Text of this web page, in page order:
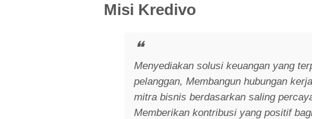
Misi Kredivo
Menyediakan solusi keuangan yang
pelanggan, Membangun hubungan
mitra bisnis berdasarkan saling
Memberikan kontribusi yang positif